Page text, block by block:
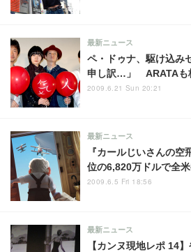
ペ・ドゥナ、駆け込み
申し訳…」 ARATAも
最新ニュース
2009.6.21 Sun 20:21
『カールじいさんの
位の6,820万ドルで全
最新ニュース
2009.6.5 Fri 18:56
【カンヌ現地レポ 14
最新ニュース